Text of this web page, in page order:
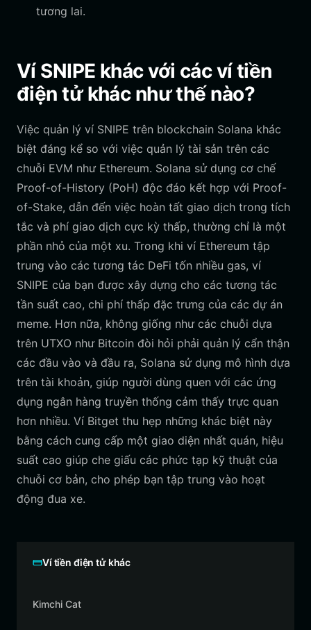
tương lai.
Ví SNIPE khác với các ví tiền
điện tử khác như thế nào?
Việc quản lý ví SNIPE trên blockchain Solana khác
biệt đáng kể so với việc quản lý tài sản trên các
chuỗi EVM như Ethereum. Solana sử dụng cơ chế
Proof-of-History (PoH) độc đáo kết hợp với Proof-
of-Stake, dẫn đến việc hoàn tất giao dịch trong tích
tắc và phí giao dịch cực kỳ thấp, thường chỉ là một
phần nhỏ của một xu. Trong khi ví Ethereum tập
trung vào các tương tác DeFi tốn nhiều gas, ví
SNIPE của bạn được xây dựng cho các tương tác
tần suất cao, chi phí thấp đặc trưng của các dự án
meme. Hơn nữa, không giống như các chuỗi dựa
trên UTXO như Bitcoin đòi hỏi phải quản lý cẩn thận
các đầu vào và đầu ra, Solana sử dụng mô hình dựa
trên tài khoản, giúp người dùng quen với các ứng
dụng ngân hàng truyền thống cảm thấy trực quan
hơn nhiều. Ví Bitget thu hẹp những khác biệt này
bằng cách cung cấp một giao diện nhất quán, hiệu
suất cao giúp che giấu các phức tạp kỹ thuật của
chuỗi cơ bản, cho phép bạn tập trung vào hoạt
động đua xe.
Ví tiền điện tử khác
Kimchi Cat